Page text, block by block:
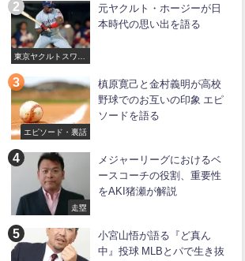
東京ヤクルトスワロ
元ヤクルト・ホージーが日
本時代の思い出を語る
エピソード・裏話
槙原寛己と金村義明が高校
野球でのお互いの印象 エピ
ソードを語る
走塁
メジャーリーグにおけるベ
ースコーチの役割、重要性
をAKI猪瀬が解説
小宮山悟が語る『ど真ん
中』投球 MLBとパで生き抜